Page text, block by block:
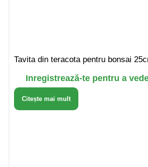
Tavita din teracota pentru bonsai
Inregistrează-te pentru a
Citește mai mult